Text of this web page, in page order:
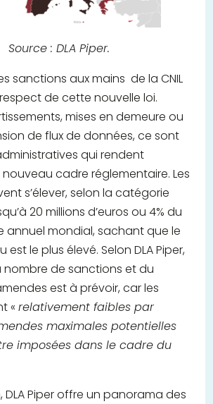
Source : DLA Piper.
sanctions aux mains de la CNIL
de cette nouvelle loi.
mises en demeure ou
de flux de données, ce sont
qui rendent
cadre réglementaire. Les
s’élever, selon la catégorie
20 millions d’euros ou 4% du
annuel mondial, sachant que le
le plus élevé. Selon DLA Piper,
nombre de sanctions et du
est à prévoir, car les
«relativement faibles par
maximales potentielles
imposées dans le cadre du
DLA Piper offre un panorama des